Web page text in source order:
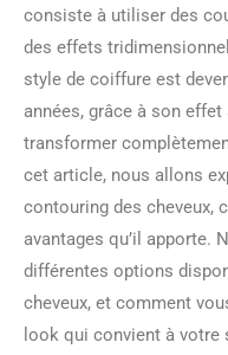
consiste à utiliser des
des effets
style de coiffure est
années, grâce à son
transformer
cet article, nous allons
contouring des cheveux,
avantages qu’il apporte.
différentes options
cheveux, et comment
look qui convient à votre